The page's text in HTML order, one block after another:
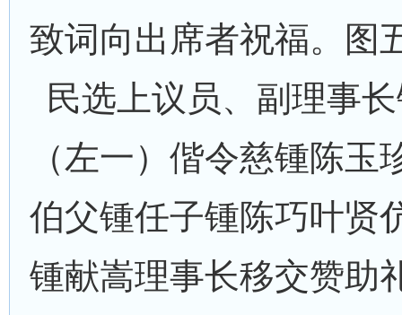
致词向出席者祝福。图
民选上议员、副理事
（左一）偕令慈锺陈玉
伯父锺任子锺陈巧叶贤
锺献嵩理事长移交赞助